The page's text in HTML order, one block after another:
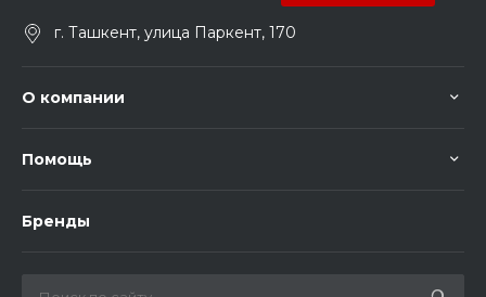
г. Ташкент, улица Паркент, 170
О компании
Помощь
Бренды